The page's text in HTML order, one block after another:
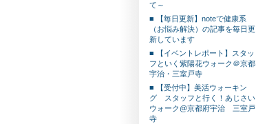
て～
■ 【毎日更新】noteで健康系
（お悩み解決）の記事を毎日更
新しています
■ 【イベントレポート】スタッ
フといく紫陽花ウォーク＠京都
宇治・三室戸寺
■ 【受付中】美活ウォーキン
グ スタッフと行く！あじさい
ウォーク@京都府宇治 三室戸
寺